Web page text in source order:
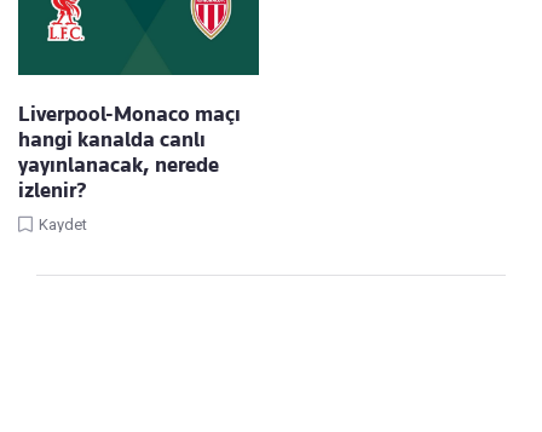
Liverpool-Monaco maçı
hangi kanalda canlı
yayınlanacak, nerede
izlenir?
Kaydet